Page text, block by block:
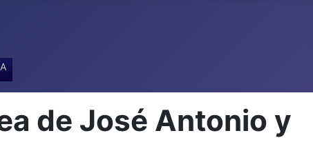
de José Antonio y